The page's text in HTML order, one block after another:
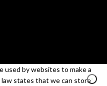
used by websites to make a
states that we can store